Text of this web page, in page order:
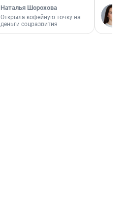
Наталья Шорохова
Открыла кофейную точку на
деньги соцразвития